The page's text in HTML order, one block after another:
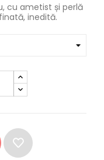
cu ametist și perlă
inedită.